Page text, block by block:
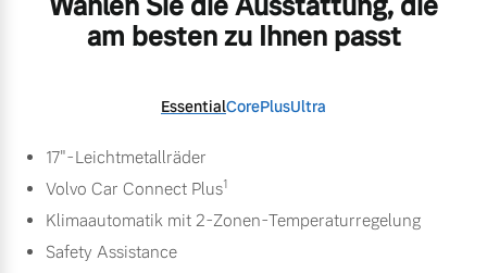
am besten zu Ihnen passt
EssentialCorePlusUltra
17"-Leichtmetallräder
Volvo Car Connect Plus1
Klimaautomatik mit 2-Zonen-Temperaturregelung
Safety Assistance